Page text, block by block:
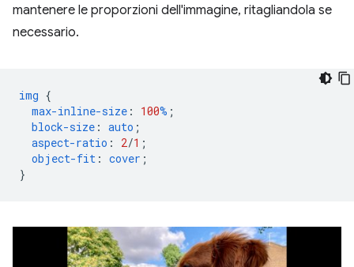
mantenere le proporzioni dell'immagine, ritagliandola se
necessario.
img {
max-inline-size : 100% ;
block-size : auto ;
aspect-ratio : 2/1 ;
object-fit : cover ;
}